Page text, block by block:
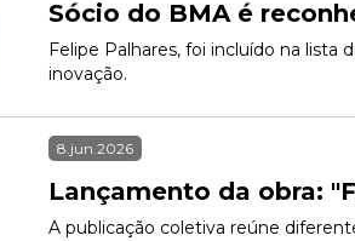
Sócio do BMA é
Felipe Palhares, foi incluído na
inovação.
8.jun.2026
Lançamento da obra:
A publicação coletiva reúne